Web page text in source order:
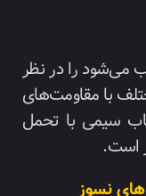
می‌شود را در نظر
با مقاومت‌های
سیمی با تحمل
است.